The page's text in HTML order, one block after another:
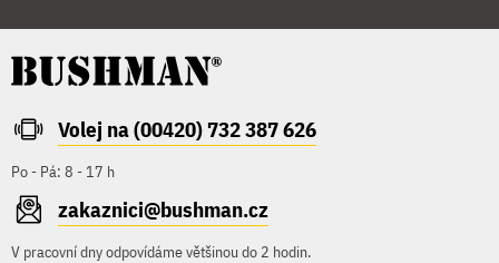
Volej na (00420) 732 387 626
Po - Pá: 8 - 17 h
zakaznici@bushman.cz
V pracovní dny odpovídáme většinou do 2 hodin.